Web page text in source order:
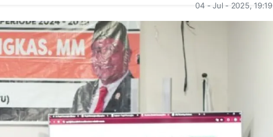
04 - Jul - 2025, 19:19